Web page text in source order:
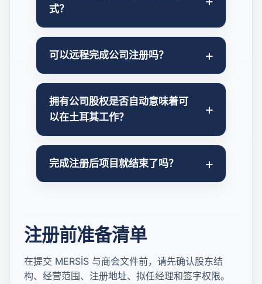
式？
可以远程完成公司注册吗？
拥有公司股权是否自动意味着可
以在土耳其工作？
完成注册后项目就结束了吗？
注册前准备清单
在提交 MERSİS 与商会文件前，请先确认股东结
构、经营范围、注册地址、拟任经理和签字权限。